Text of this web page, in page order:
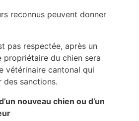
reconnus peuvent donner
pas respectée, après un
propriétaire du chien sera
vétérinaire cantonal qui
des sanctions.
nouveau chien ou d’un